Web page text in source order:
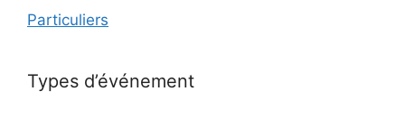
Particuliers
Types d’événement